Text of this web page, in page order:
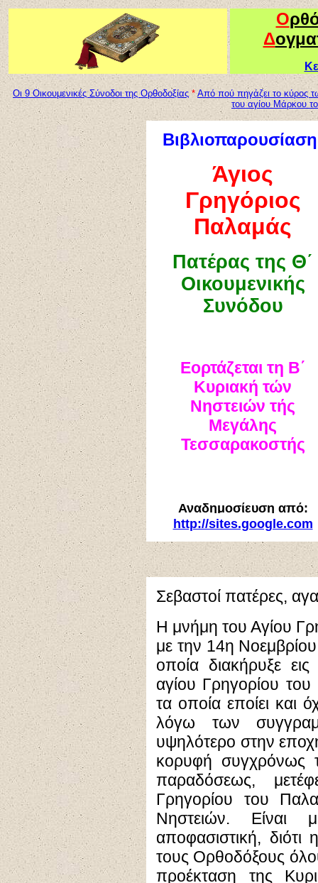
Ο
Δ
Οι 9 Οικουμενικές Σύνοδοι της Ορθοδοξίας *Από πού πηγάζει το κύρος
του αγίου Μάρκου
Άγιος
Γρηγόριος
Παλαμάς
Πατέρας της Θ΄
Οικουμενικής
Συνόδου
Εορτάζεται τη Β΄
Κυριακή τών
Νηστειών τής
Μεγάλης
Τεσσαρακοστής
Αναδημοσίευση από:
http://sites.google.com
Σεβαστοί πατέρες,
Η μνήμη του Αγίου
με την 14η
οποία διακήρυξε
αγίου Γρηγορίου
τα οποία εποίει και
λόγω των
υψηλότερο στην
κορυφή συγχρόνως
παραδόσεως,
Γρηγορίου του
Νηστειών. Είναι
αποφασιστική,
τους Ορθοδόξους
προέκταση της